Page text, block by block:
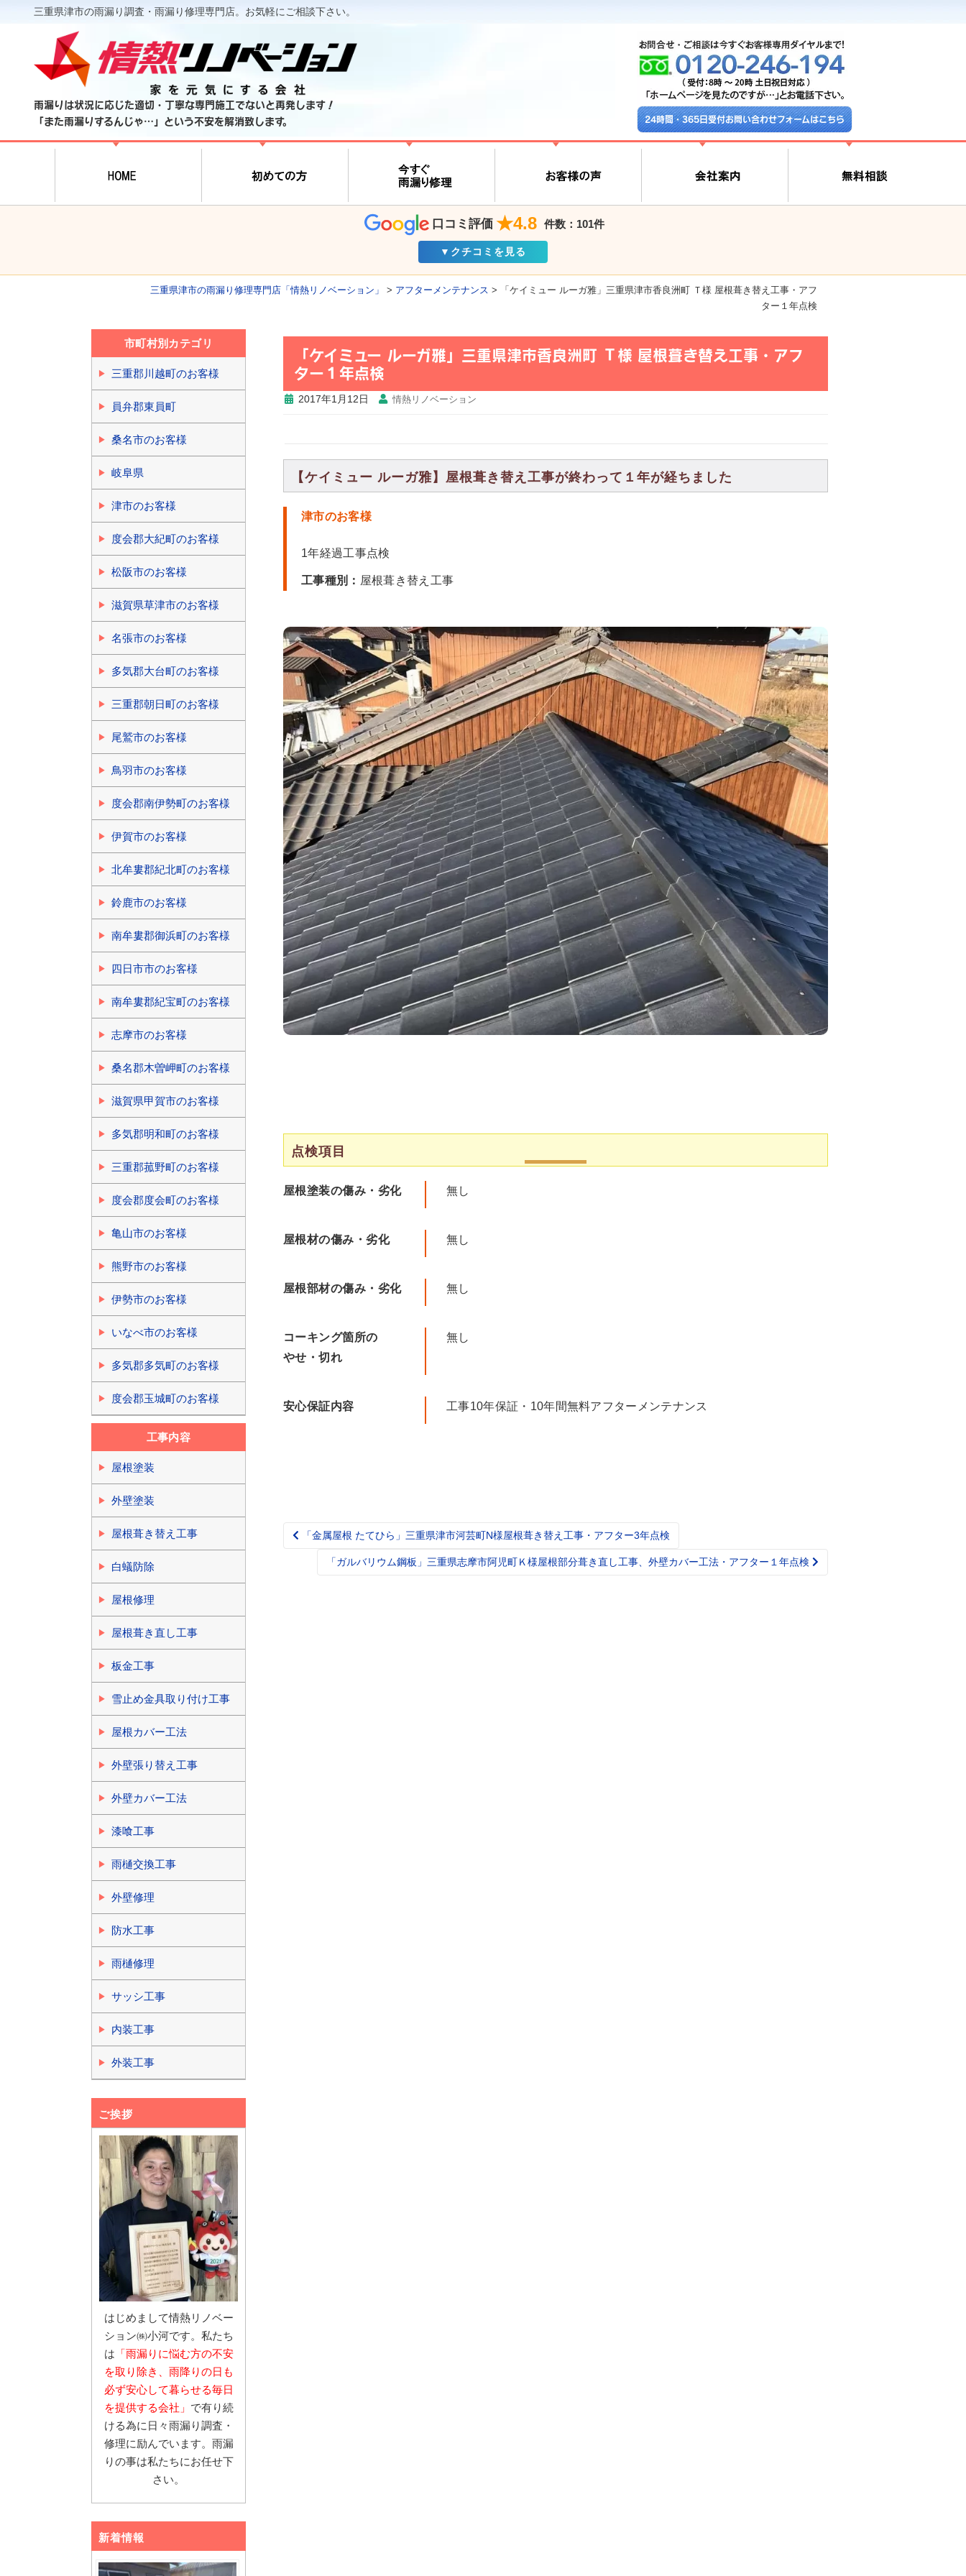
三重県津市の雨漏り調査・雨漏り修理専門店。お気軽にご相談下さい。
雨漏りは状況に応じた適切・丁寧な専門施工でないと再発します！
「また雨漏りするんじゃ…」という不安を解消致します。
24時間・365日受付お問い合わせフォームはこちら
口コミ評価 ★4.8 件数：101件
▼クチコミを見る
三重県津市の雨漏り修理専門店「情熱リノベーション」 > アフターメンテナンス >
「ケイミュー ルーガ雅」三重県津市香良洲町 Ｔ様 屋根葺き替え工事・アフ
ター１年点検
「ケイミュー ルーガ雅」三重県津市香良洲町 Ｔ様 屋根葺き替え工事・アフ
ター１年点検
2017年1月12日 情熱リノベーション
【ケイミュー ルーガ雅】屋根葺き替え工事が終わって１年が経ちました
津市のお客様
1年経過工事点検
工事種別： 屋根葺き替え工事
点検項目
屋根塗装の傷み・劣化 無し
屋根材の傷み・劣化 無し
屋根部材の傷み・劣化 無し
コーキング箇所の
やせ・切れ
無し
安心保証内容 工事10年保証・10年間無料アフターメンテナンス
Post
navigation
「金属屋根 たてひら」三重県津市河芸町N様屋根葺き替え工事・アフター3年点検
「ガルバリウム鋼板」三重県志摩市阿児町Ｋ様屋根部分葺き直し工事、外壁カバー工法・アフター１年点検
市町村別カテゴリ
三重郡川越町のお客様
員弁郡東員町
桑名市のお客様
岐阜県
津市のお客様
度会郡大紀町のお客様
松阪市のお客様
滋賀県草津市のお客様
名張市のお客様
多気郡大台町のお客様
三重郡朝日町のお客様
尾鷲市のお客様
鳥羽市のお客様
度会郡南伊勢町のお客様
伊賀市のお客様
北牟婁郡紀北町のお客様
鈴鹿市のお客様
南牟婁郡御浜町のお客様
四日市市のお客様
南牟婁郡紀宝町のお客様
志摩市のお客様
桑名郡木曽岬町のお客様
滋賀県甲賀市のお客様
多気郡明和町のお客様
三重郡菰野町のお客様
度会郡度会町のお客様
亀山市のお客様
熊野市のお客様
伊勢市のお客様
いなべ市のお客様
多気郡多気町のお客様
度会郡玉城町のお客様
工事内容
屋根塗装
外壁塗装
屋根葺き替え工事
白蟻防除
屋根修理
屋根葺き直し工事
板金工事
雪止め金具取り付け工事
屋根カバー工法
外壁張り替え工事
外壁カバー工法
漆喰工事
雨樋交換工事
外壁修理
防水工事
雨樋修理
サッシ工事
内装工事
外装工事
ご挨拶
はじめまして情熱リノベー
ション㈱小河です。私たち
は 「雨漏りに悩む方の不安
を取り除き、雨降りの日も
必ず安心して暮らせる毎日
を提供する会社」 で有り続
ける為に日々雨漏り調査・
修理に励んでいます。雨漏
りの事は私たちにお任せ下
さい。
新着情報